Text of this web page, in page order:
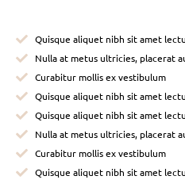
Quisque aliquet nibh sit amet
Nulla at metus ultricies, placerat
Curabitur mollis ex vestibulum
Quisque aliquet nibh sit amet
Quisque aliquet nibh sit amet
Nulla at metus ultricies, placerat
Curabitur mollis ex vestibulum
Quisque aliquet nibh sit amet